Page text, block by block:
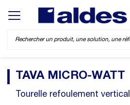
Display/hide main menu
TAVA MICRO-WATT
Tourelle refoulement vertical